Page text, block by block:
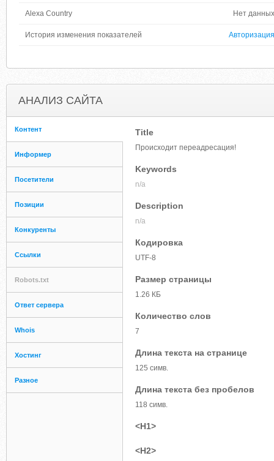
Alexa Country Нет данных
История изменения показателей Авторизация
АНАЛИЗ САЙТА
Контент
Информер
Посетители
Позиции
Конкуренты
Ссылки
Robots.txt
Ответ сервера
Whois
Хостинг
Разное
Title
Происходит переадресация!
Keywords
n/a
Description
n/a
Кодировка
UTF-8
Размер страницы
1.26 КБ
Количество слов
7
Длина текста на странице
125 симв.
Длина текста без пробелов
118 симв.
<H1>
<H2>